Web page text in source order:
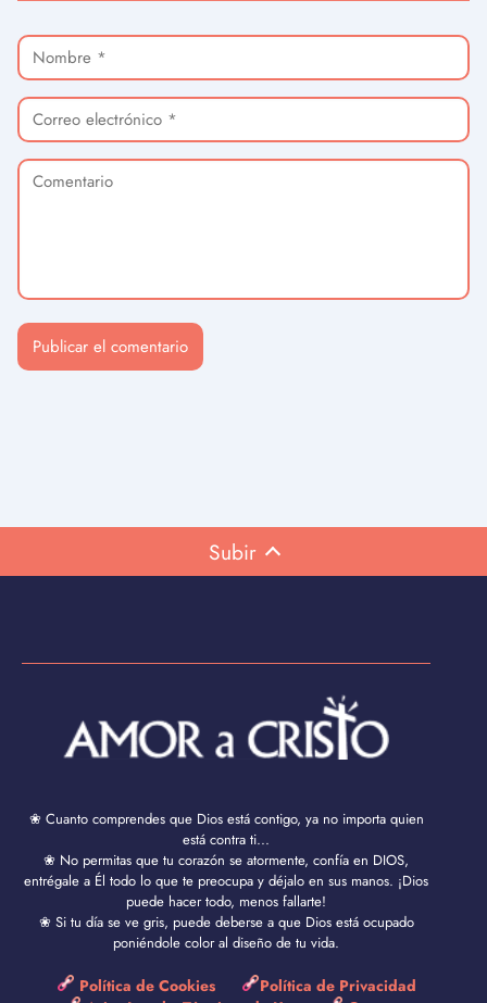
Subir
❀ Cuanto comprendes que Dios está contigo, ya no importa quien
está contra ti...
❀ No permitas que tu corazón se atormente, confía en DIOS,
entrégale a Él todo lo que te preocupa y déjalo en sus manos. ¡Dios
puede hacer todo, menos fallarte!
❀ Si tu día se ve gris, puede deberse a que Dios está ocupado
poniéndole color al diseño de tu vida.
Política de Cookies
Política de Privacidad